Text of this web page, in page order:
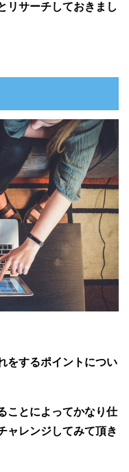
リサーチしておきまし
をするポイントについ
ことによってかなり仕
ャレンジしてみて頂き